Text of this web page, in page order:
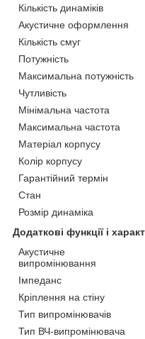
Кількість динаміків
Акустичне оформлення
Кількість смуг
Потужність
Максимальна потужність
Чутливість
Мінімальна частота
Максимальна частота
Матеріал корпусу
Колір корпусу
Гарантійний термін
Стан
Розмір динаміка
Додаткові функції і
Акустичне
випромінювання
Імпеданс
Кріплення на стіну
Тип випромінювачів
Тип ВЧ-випромінювача